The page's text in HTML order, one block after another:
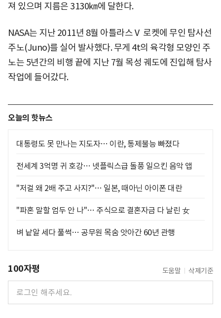
져 있으며 지름은 3130㎞에 달한다.
NASA는 지난 2011년 8월 아틀라스Ⅴ 로켓에 무인 탐사선
주노(Juno)를 실어 발사했다. 무게 4t의 육각형 모양인 주
노는 5년간의 비행 끝에 지난 7월 목성 궤도에 진입해 탐사
작업에 들어갔다.
오늘의 핫뉴스
대통령도 못 만나는 지도자… 이란, 통제불능 빠졌다
전세계 3억명 귀 호강… 넷플릭스급 돌풍 일으킨 음악 앱
"저걸 왜 2배 주고 사지?"… 일본, 때아닌 아이폰 대란
"파혼 말할 엄두 안 나"… 주식으로 결혼자금 다 날린 女
벼 낱알 세다 풀썩… 공무원 목숨 앗아간 60년 관행
100자평 도움말 삭제기준